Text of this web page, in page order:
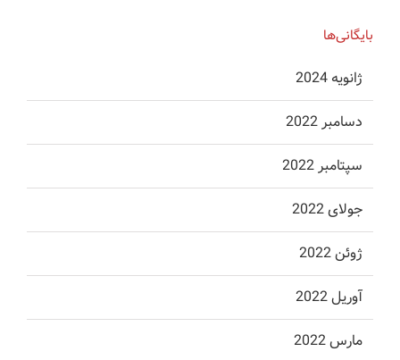
بایگانی‌ها
ژانویه 2024
دسامبر 2022
سپتامبر 2022
جولای 2022
ژوئن 2022
آوریل 2022
مارس 2022